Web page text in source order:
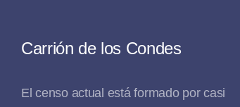
Carrión de los Condes
El censo actual está formado por casi